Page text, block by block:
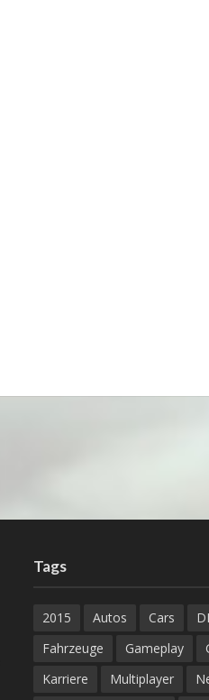
Tags
2015 Autos Cars
Fahrzeuge
Gameplay
Karriere
Multiplayer